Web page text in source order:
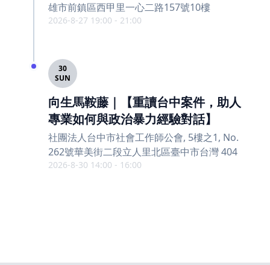
雄市前鎮區西甲里一心二路157號10樓
2026-8-27 19:00 - 21:00
30
SUN
向生馬鞍藤｜【重讀台中案件，助人
專業如何與政治暴力經驗對話】
社團法人台中市社會工作師公會, 5樓之1, No.
262號華美街二段立人里北區臺中市台灣 404
2026-8-30 14:00 - 16:00